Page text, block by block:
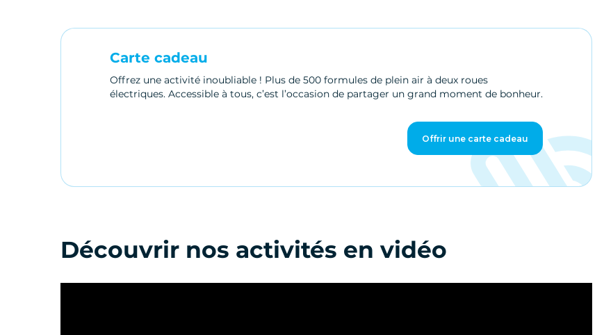
Carte cadeau
Offrez une activité inoubliable ! Plus de 500 formules de plein air à deux roues
électriques. Accessible à tous, c’est l’occasion de partager un grand moment de bonheur.
Offrir une carte cadeau
Découvrir nos activités en vidéo